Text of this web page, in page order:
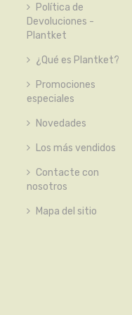
Política de
Devoluciones -
Plantket
¿Qué es Plantket?
Promociones
especiales
Novedades
Los más vendidos
Contacte con
nosotros
Mapa del sitio